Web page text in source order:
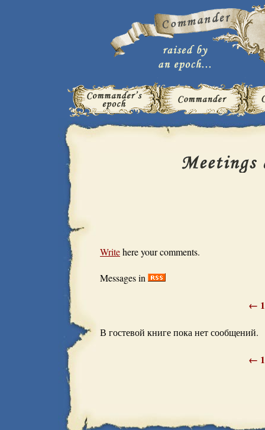
Writehere your comments.
Messages in
← 1
В гостевой книге пока нет сообщений.
← 1